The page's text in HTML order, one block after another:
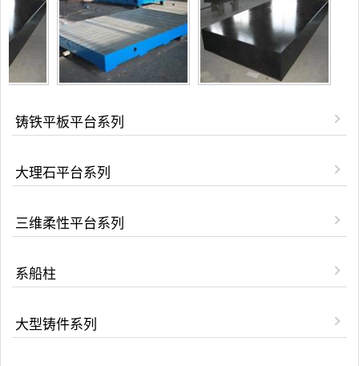
铸铁平板平台系列
大理石平台系列
三维柔性平台系列
系船柱
大型铸件系列